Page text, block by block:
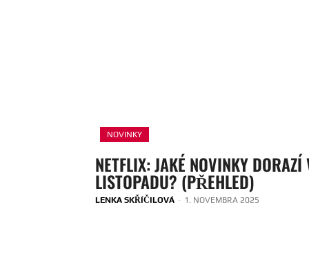
NOVINKY
NETFLIX: JAKÉ NOVINKY DORAZÍ
LISTOPADU? (PŘEHLED)
LENKA SKŘÍČILOVÁ - 1. NOVEMBRA 2025